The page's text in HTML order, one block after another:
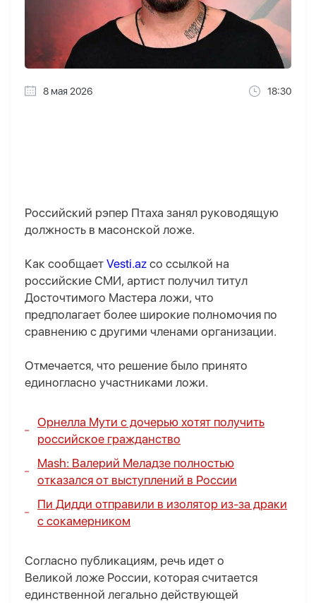
8 мая 2026 18:30
Российский рэпер Птаха занял руководящую
должность в масонской ложе.
Как сообщает Vesti.az со ссылкой на
российские СМИ, артист получил титул
Досточтимого Мастера ложи, что
предполагает более широкие полномочия по
сравнению с другими членами организации.
Отмечается, что решение было принято
единогласно участниками ложи.
Орнелла Мути с дочерью хотят получить
российское гражданство
Mash: Валерий Меладзе полностью
отказался от выступлений в России
Пи Дидди отправили в изолятор из-за драки
с сокамерником
Согласно публикациям, речь идет о
Великой ложе России, которая считается
единственной легально действующей